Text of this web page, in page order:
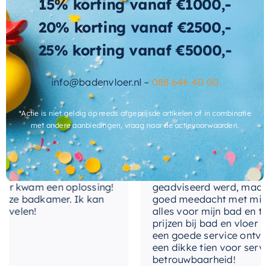
Kies voor deMondiaz Waskom Topivoor een
combinatie van stijl, functionaliteit en
duurzaamheid.
afvoerplug
antibacterieel Ja
levertijd 2-3 weken
Wat andere over ons zeggen
meegemaakt!
Er werd goed
een oplossing!
badkamer. Ik kan
Cherryl
Het contact tussen Alex en
de telefoon en via de mail,
geadviseerd werd, maar
goed meedacht met mij.
alles voor mijn bad en
prijzen bij bad en vloer
een goede service
een dikke tien voor
betrouwbaarheid!
15% korting vanaf €1000,-
20% korting vanaf €2500,-
25% korting vanaf €5000,-
info@badenvloer.nl – 088 646 40 00
*Actie is niet geldig op reeds afgeprijsde artikelen of in combinatie
met andere aanbiedingen, vraag naar de actievoorwaarden.